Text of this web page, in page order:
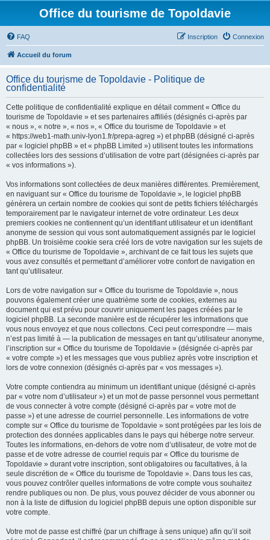
Office du tourisme de Topoldavie
FAQ Connexion
Inscription
Accueil du forum
Office du tourisme de Topoldavie - Politique de
confidentialité
Cette politique de confidentialité explique en détail comment « Office du
tourisme de Topoldavie » et ses partenaires affiliés (désignés ci-après par
« nous », « notre », « nos », « Office du tourisme de Topoldavie » et
« https://web1-math.univ-lyon1.fr/prepa-agreg ») et phpBB (désigné ci-après
par « logiciel phpBB » et « phpBB Limited ») utilisent toutes les informations
collectées lors des sessions d’utilisation de votre part (désignées ci-après par
« vos informations »).
Vos informations sont collectées de deux manières différentes. Premièrement,
en naviguant sur « Office du tourisme de Topoldavie », le logiciel phpBB
génèrera un certain nombre de cookies qui sont de petits fichiers téléchargés
temporairement par le navigateur internet de votre ordinateur. Les deux
premiers cookies ne contiennent qu’un identifiant utilisateur et un identifiant
anonyme de session qui vous sont automatiquement assignés par le logiciel
phpBB. Un troisième cookie sera créé lors de votre navigation sur les sujets de
« Office du tourisme de Topoldavie », archivant de ce fait tous les sujets que
vous avez consultés et permettant d’améliorer votre confort de navigation en
tant qu’utilisateur.
Lors de votre navigation sur « Office du tourisme de Topoldavie », nous
pouvons également créer une quatrième sorte de cookies, externes au
document qui est prévu pour couvrir uniquement les pages créées par le
logiciel phpBB. La seconde manière est de récupérer les informations que
vous nous envoyez et que nous collectons. Ceci peut correspondre — mais
n’est pas limité à — la publication de messages en tant qu’utilisateur anonyme,
l’inscription sur « Office du tourisme de Topoldavie » (désignée ci-après par
« votre compte ») et les messages que vous publiez après votre inscription et
lors de votre connexion (désignés ci-après par « vos messages »).
Votre compte contiendra au minimum un identifiant unique (désigné ci-après
par « votre nom d’utilisateur ») et un mot de passe personnel vous permettant
de vous connecter à votre compte (désigné ci-après par « votre mot de
passe ») et une adresse de courriel personnelle. Les informations de votre
compte sur « Office du tourisme de Topoldavie » sont protégées par les lois de
protection des données applicables dans le pays qui héberge notre serveur.
Toutes les informations, en-dehors de votre nom d’utilisateur, de votre mot de
passe et de votre adresse de courriel requis par « Office du tourisme de
Topoldavie » durant votre inscription, sont obligatoires ou facultatives, à la
seule discrétion de « Office du tourisme de Topoldavie ». Dans tous les cas,
vous pouvez contrôler quelles informations de votre compte vous souhaitez
rendre publiques ou non. De plus, vous pouvez décider de vous abonner ou
non à la liste de diffusion du logiciel phpBB depuis une option disponible sur
votre compte.
Votre mot de passe est chiffré (par un chiffrage à sens unique) afin qu’il soit